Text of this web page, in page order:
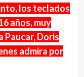
los teclados
años, muy
Paucar, Doris
admira por